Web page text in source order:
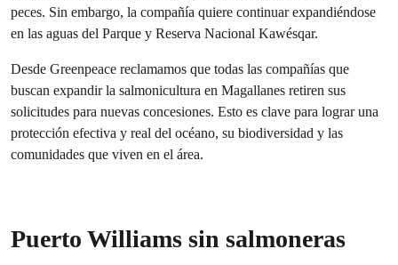
peces. Sin embargo, la compañía quiere continuar expandiéndose
en las aguas del Parque y Reserva Nacional Kawésqar.
Desde Greenpeace reclamamos que todas las compañías que
buscan expandir la salmonicultura en Magallanes retiren sus
solicitudes para nuevas concesiones. Esto es clave para lograr una
protección efectiva y real del océano, su biodiversidad y las
comunidades que viven en el área.
Puerto Williams sin salmoneras